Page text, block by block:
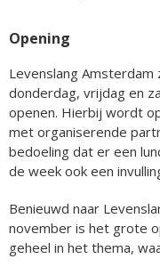
Opening
Levenslang Amsterdam
donderdag, vrijdag en
openen. Hierbij wordt
met organiserende
bedoeling dat er een
de week ook een
Benieuwd naar
november is het grote
geheel in het thema,